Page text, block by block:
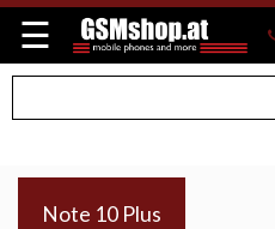
☰
Note 10 Plus